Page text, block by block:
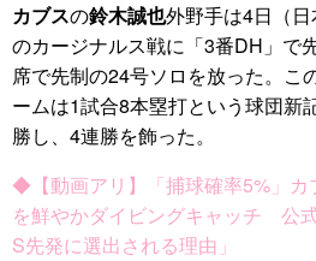
カブスの鈴木誠也外野手は4日（
のカージナルス戦に「3番DH」で
席で先制の24号ソロを放った。こ
ームは1試合8本塁打という球団新
勝し、4連勝を飾った。
◆【動画アリ】「捕球確率5%」カ
を鮮やかダイビングキャッチ 公
S先発に選出される理由」